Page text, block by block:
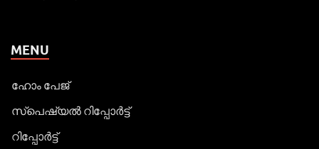
MENU
ഹോം പേജ്
സ്പെഷ്യൽ റിപ്പോര്‍ട്ട്
റിപ്പോര്‍ട്ട്